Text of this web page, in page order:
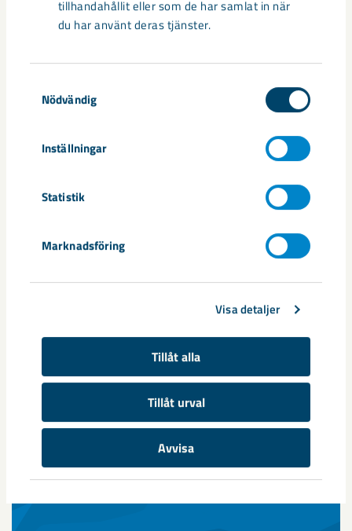
tillhandahållit eller som de har samlat in när
du har använt deras tjänster.
Nödvändig
Inställningar
Statistik
Marknadsföring
Visa detaljer
Tillåt alla
Tillåt urval
Avvisa
Har du frågor om examensarbete
Dela
kompetensförsörjning
Relaterat innehåll